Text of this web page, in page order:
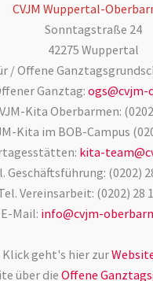
CVJM Wuppertal-
Sonntagstraße 24
42275 Wuppertal
/ Offene
Ganztag: ogs@cvjm-
Kita Oberbarmen:
Kita im BOB-Campus
kita-
Geschäftsführung: (0202)
Vereinsarbeit: (0202) 28
E-Mail: info@cvjm-
geht's hier zur
über die Offene